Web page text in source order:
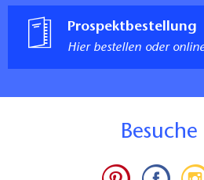
Prospektbestellung
Hier bestellen oder
Besuche